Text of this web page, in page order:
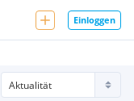
Einloggen